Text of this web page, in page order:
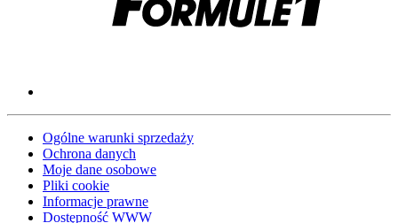
Ogólne warunki sprzedaży
Ochrona danych
Moje dane osobowe
Pliki cookie
Informacje prawne
Dostępność WWW